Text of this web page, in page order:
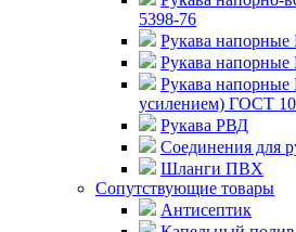
5398-76
Рукава напорные
Рукава
Рукава
усилением) ГОСТ
Рукава РВД
Соединения для
Шланги ПВХ
Сопутствующие товары
Антисептик